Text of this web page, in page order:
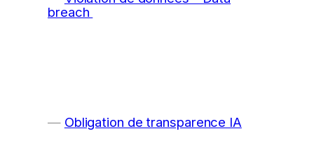
breach
Obligation de transparence IA